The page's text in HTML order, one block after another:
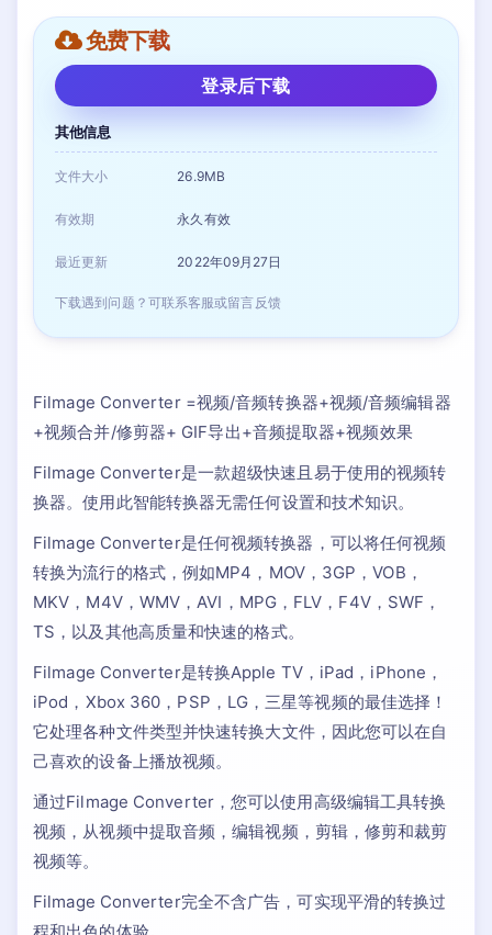
免费下载
登录后下载
其他信息
文件大小 26.9MB
有效期 永久有效
最近更新 2022年09月27日
下载遇到问题？可联系客服或留言反馈
Filmage Converter =视频/音频转换器+视频/音频编辑器
+视频合并/修剪器+ GIF导出+音频提取器+视频效果
Filmage Converter是一款超级快速且易于使用的视频转
换器。使用此智能转换器无需任何设置和技术知识。
Filmage Converter是任何视频转换器，可以将任何视频
转换为流行的格式，例如MP4，MOV，3GP，VOB，
MKV，M4V，WMV，AVI，MPG，FLV，F4V，SWF，
TS，以及其他高质量和快速的格式。
Filmage Converter是转换Apple TV，iPad，iPhone，
iPod，Xbox 360，PSP，LG，三星等视频的最佳选择！
它处理各种文件类型并快速转换大文件，因此您可以在自
己喜欢的设备上播放视频。
通过Filmage Converter，您可以使用高级编辑工具转换
视频，从视频中提取音频，编辑视频，剪辑，修剪和裁剪
视频等。
Filmage Converter完全不含广告，可实现平滑的转换过